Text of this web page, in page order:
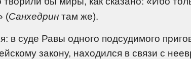
(Санхедрин там же).
в суде Равы одного подсудимого
закону, находился в связи с